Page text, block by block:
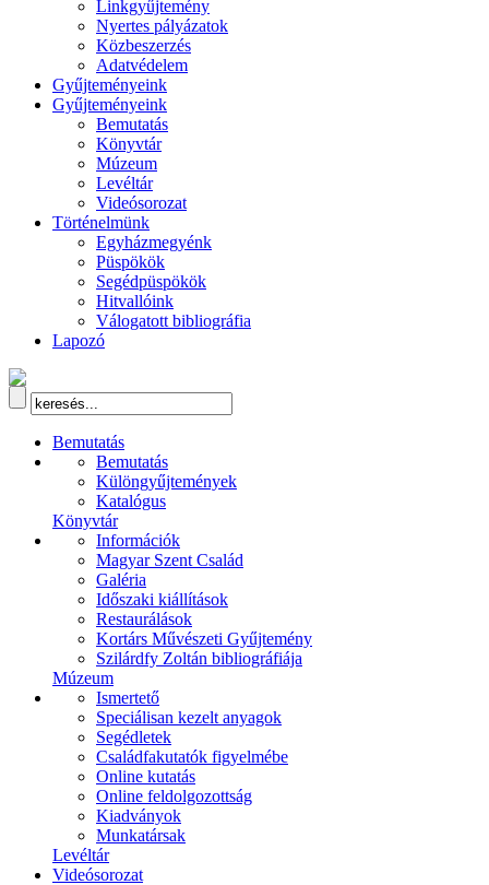
Linkgyűjtemény
Nyertes pályázatok
Közbeszerzés
Adatvédelem
Gyűjteményeink
Gyűjteményeink
Bemutatás
Könyvtár
Múzeum
Levéltár
Videósorozat
Történelmünk
Egyházmegyénk
Püspökök
Segédpüspökök
Hitvallóink
Válogatott bibliográfia
Lapozó
Bemutatás
Bemutatás
Különgyűjtemények
Katalógus
Könyvtár
Információk
Magyar Szent Család
Galéria
Időszaki kiállítások
Restaurálások
Kortárs Művészeti Gyűjtemény
Szilárdfy Zoltán bibliográfiája
Múzeum
Ismertető
Speciálisan kezelt anyagok
Segédletek
Családfakutatók figyelmébe
Online kutatás
Online feldolgozottság
Kiadványok
Munkatársak
Levéltár
Videósorozat